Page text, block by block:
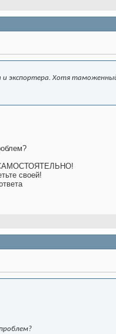
экспортера. Хотя
САМОСТОЯТЕЛЬНО!
своей!